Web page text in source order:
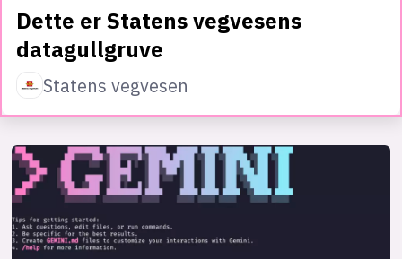
Dette er Statens vegvesens
datagullgruve
Statens vegvesen